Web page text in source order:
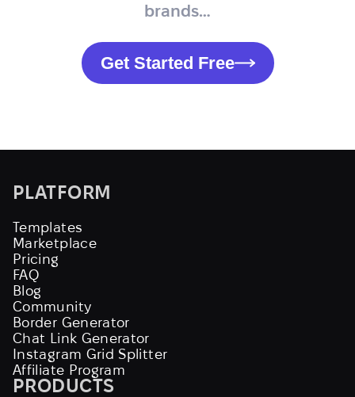
brands…
Get Started Free
PLATFORM
Templates
Marketplace
Pricing
FAQ
Blog
Community
Border Generator
Chat Link Generator
Instagram Grid Splitter
Affiliate Program
PRODUCTS